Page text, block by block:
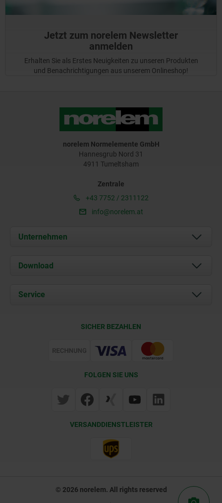
Jetzt zum norelem Newsletter
anmelden
Erhalten Sie als Erstes Neuigkeiten zu unseren Produkten
und Benachrichtigungen aus unserem Onlineshop!
norelem Normelemente GmbH
Hannesgrub Nord 31
4911 Tumeltsham
Zentrale
+43 7752 / 2311122
info@norelem.at
Unternehmen
Über uns
Kontakt
Download
Dokumente
Service
SICHER BEZAHLEN
FOLGEN SIE UNS
VERSANDDIENSTLEISTER
© 2026 norelem. All rights reserved